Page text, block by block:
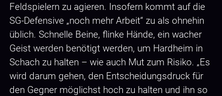
Feldspielern zu agieren. Insofern kommt auf die
SG-Defensive „noch mehr Arbeit“ zu als ohnehin
üblich. Schnelle Beine, flinke Hände, ein wacher
Geist werden benötigt werden, um Hardheim in
Schach zu halten – wie auch Mut zum Risiko. „Es
wird darum gehen, den Entscheidungsdruck für
den Gegner möglichst hoch zu halten und ihn so